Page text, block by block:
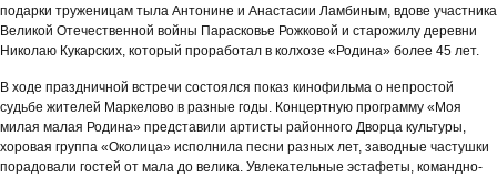
подарки труженицам тыла Антонине и Анастасии Ламбиным, вдове участника
Великой Отечественной войны Парасковье Рожковой и старожилу деревни
Николаю Кукарских, который проработал в колхозе «Родина» более 45 лет.
В ходе праздничной встречи состоялся показ кинофильма о непростой
судьбе жителей Маркелово в разные годы. Концертную программу «Моя
милая малая Родина» представили артисты районного Дворца культуры,
хоровая группа «Околица» исполнила песни разных лет, заводные частушки
порадовали гостей от мала до велика. Увлекательные эстафеты, командно-